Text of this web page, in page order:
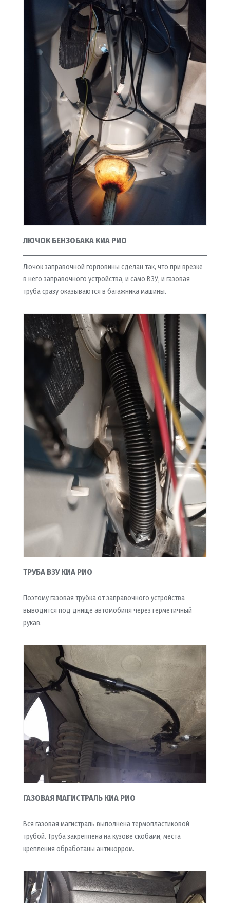
ЛЮЧОК БЕНЗОБАКА КИА РИО
Лючок заправочной горловины сделан так, что при врезке
в него заправочного устройства, и само ВЗУ, и газовая
труба сразу оказываются в багажника машины.
ТРУБА ВЗУ КИА РИО
Поэтому газовая трубка от заправочного устройства
выводится под днище автомобиля через герметичный
рукав.
ГАЗОВАЯ МАГИСТРАЛЬ КИА РИО
Вся газовая магистраль выполнена термопластиковой
трубой. Труба закреплена на кузове скобами, места
крепления обработаны антикорром.